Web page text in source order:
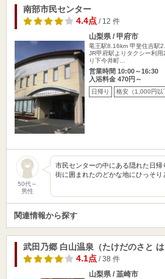
南部市民センター
4.4点/ 12 件
山梨県 / 甲府市
竜王駅8.16km 甲斐住吉駅
JR甲府駅よりタクシー利
り下今井町…
営業時間 10:00～16:30
入浴料金 470円～
日帰り 格安（1,000円以
50代～
男性
市民センターの中にある隠れた日
街に囲まれたのどかな地にひっそ
関連情報から探す
武田乃郷 白山温泉（たけだのさと は
4.1点/ 38 件
山梨県 / 韮崎市